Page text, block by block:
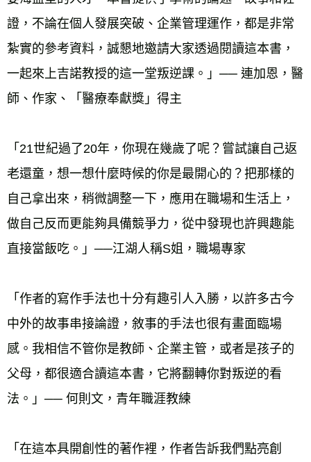
證，不論在個人發展突破、企業管理運作，都是非常
紮實的參考資料，誠懇地邀請大家透過閱讀這本書，
一起來上吉諾教授的這一堂叛逆課。」── 連加恩，醫
師、作家、「醫療奉獻獎」得主
「21世紀過了20年，你現在幾歲了呢？嘗試讓自己返
老還童，想一想什麼時候的你是最開心的？把那樣的
自己拿出來，稍微調整一下，應用在職場和生活上，
做自己反而更能夠具備競爭力，從中發現也許興趣能
直接當飯吃。」──江湖人稱S姐，職場專家
「作者的寫作手法也十分有趣引人入勝，以許多古今
中外的故事串接論證，敘事的手法也很有畫面臨場
感。我相信不管你是教師、企業主管，或者是孩子的
父母，都很適合讀這本書，它將翻轉你對叛逆的看
法。」── 何則文，青年職涯教練
「在這本具開創性的著作裡，作者告訴我們點亮創